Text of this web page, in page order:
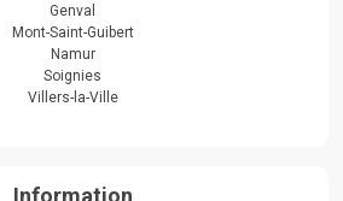
Genval
Mont-Saint-Guibert
Namur
Soignies
Villers-la-Ville